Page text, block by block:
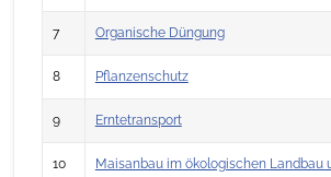
7 Organische Düngung
8 Pflanzenschutz
9 Erntetransport
10 Maisanbau im ökologischen Landbau